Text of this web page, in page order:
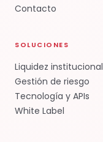
Contacto
SOLUCIONES
Liquidez institucional
Gestión de riesgo
Tecnología y APIs
White Label